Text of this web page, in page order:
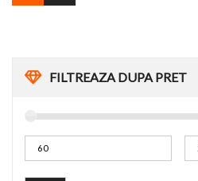
FILTREAZA DUPA PRET